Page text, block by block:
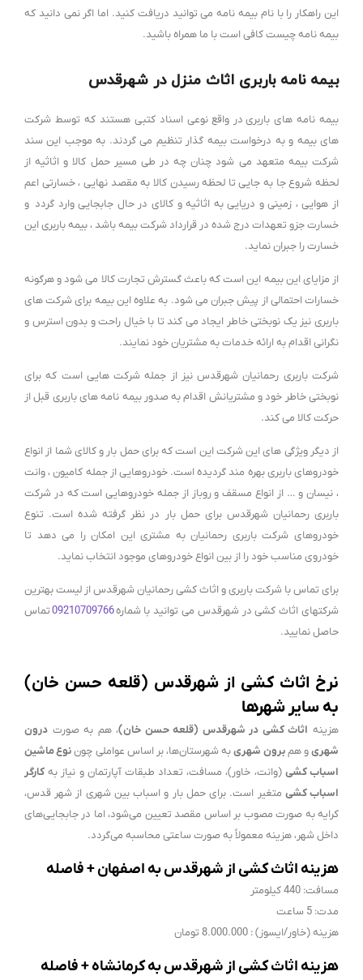
این راهکار را با نام بیمه نامه می توانید دریافت کنید. اما اگر نمی دانید که
بیمه نامه چیست کافی است با ما همراه باشید.
بیمه نامه باربری اثاث منزل در شهرقدس
بیمه نامه های باربری در واقع نوعی اسناد کتبی هستند که توسط شرکت
های بیمه و به درخواست بیمه گذار تنظیم می گردند. به موجب این سند
شرکت بیمه متعهد می شود چنان چه در طی مسیر حمل کالا و اثاثیه از
لحظه شروع جا به جایی تا لحظه رسیدن کالا به مقصد نهایی ، خسارتی اعم
از هوایی ، زمینی و دریایی به اثاثیه و کالای در حال جابجایی وارد گردد و
خسارت جزو تعهدات درج شده در قرارداد شرکت بیمه باشد ، بیمه باربری این
خسارت را جبران نماید.
از مزایای این بیمه این است که باعث گسترش تجارت کالا می شود و هرگونه
خسارات احتمالی از پیش جبران می شود. به علاوه این بیمه برای شرکت های
باربری نیز یک نوبختی خاطر ایجاد می کند تا با خیال راحت و بدون استرس و
نگرانی اقدام به ارائه خدمات به مشتریان خود نمایند.
شرکت باربری رحمانیان شهرقدس نیز از جمله شرکت هایی است که برای
نوبختی خاطر خود و مشتریانش اقدام به صدور بیمه نامه های باربری قبل از
حرکت کالا می کند.
از دیگر ویژگی های این شرکت این است که برای حمل بار و کالای شما از انواع
خودروهای باربری بهره مند گردیده است. خودروهایی از جمله کامیون ، وانت
، نیسان و … از انواع مسقف و روباز از جمله خودروهایی است که در شرکت
باربری رحمانیان شهرقدس برای حمل بار در نظر گرفته شده است. تنوع
خودروهای شرکت باربری رحمانیان به مشتری این امکان را می دهد تا
خودروی مناسب خود را از بین انواع خودروهای موجود انتخاب نماید.
برای تماس با شرکت باربری و اثاث کشی رحمانیان شهرقدس از لیست بهترین
شرکتهای اثاث کشی در شهرقدس می توانید با شماره09210709766تماس
حاصل نمایید.
نرخ اثاث کشی از شهرقدس (قلعه حسن خان)
به سایر شهرها
هزینه اثاث کشی در شهرقدس (قلعه حسن خان)، هم به صورت درون
شهریو همبرون شهریبه شهرستان‌ها، بر اساس عواملی چوننوع ماشین
اسباب کشی (وانت، خاور)، مسافت، تعداد طبقات آپارتمان و نیاز به کارگر
اسباب کشی متغیر است. برای حمل بار و اسباب بین شهری از شهر قدس،
کرایه به صورت مصوب بر اساس مقصد تعیین می‌شود، اما در جابجایی‌های
داخل شهر، هزینه معمولاً به صورت ساعتی محاسبه می‌گردد.
هزینه اثاث کشی از شهرقدس به اصفهان + فاصله
مسافت: 440 کیلومتر
مدت: 5 ساعت
هزینه (خاور/ایسوز) : 8.000.000 تومان
هزینه اثاث کشی از شهرقدس به کرمانشاه + فاصله